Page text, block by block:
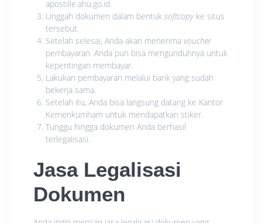
apostille.ahu.go.id.
Unggah dokumen dalam bentuk softcopy ke situs
tersebut.
Setelah selesai, Anda akan menerima voucher
pembayaran. Anda pun bisa mengunduhnya untuk
kepentingan membayar.
Lakukan pembayaran melalui bank yang sudah
bekerja sama.
Setelah itu, Anda bisa langsung datang ke Kantor
Kemenkumham untuk mendapatkan stiker.
Tunggu hingga dokumen Anda berhasil
terlegalisasi.
Jasa Legalisasi
Dokumen